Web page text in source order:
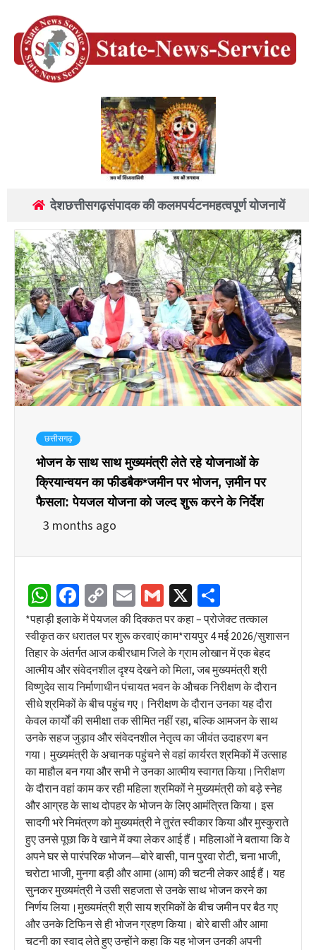
देशछत्तीसगढ़संपादक की कलमपर्यटनमहत्वपूर्ण योजनायें
छत्तीसगढ़
भोजन के साथ साथ मुख्यमंत्री लेते रहे योजनाओं के
क्रियान्वयन का फीडबैक*जमीन पर भोजन, ज़मीन पर
फैसला: पेयजल योजना को जल्द शुरू करने के निर्देश
3 months ago
WhatsApp
Facebook
Copy
Link
EmailGmail
X
*पहाड़ी इलाके में पेयजल की दिक्कत पर कहा – प्रोजेक्ट तत्काल
स्वीकृत कर धरातल पर शुरू करवाएं काम*रायपुर 4 मई 2026/सुशासन
तिहार के अंतर्गत आज कबीरधाम जिले के ग्राम लोखान में एक बेहद
आत्मीय और संवेदनशील दृश्य देखने को मिला, जब मुख्यमंत्री श्री
विष्णुदेव साय निर्माणाधीन पंचायत भवन के औचक निरीक्षण के दौरान
सीधे श्रमिकों के बीच पहुंच गए। निरीक्षण के दौरान उनका यह दौरा
केवल कार्यों की समीक्षा तक सीमित नहीं रहा, बल्कि आमजन के साथ
उनके सहज जुड़ाव और संवेदनशील नेतृत्व का जीवंत उदाहरण बन
गया। मुख्यमंत्री के अचानक पहुंचने से वहां कार्यरत श्रमिकों में उत्साह
का माहौल बन गया और सभी ने उनका आत्मीय स्वागत किया।निरीक्षण
के दौरान वहां काम कर रही महिला श्रमिकों ने मुख्यमंत्री को बड़े स्नेह
और आग्रह के साथ दोपहर के भोजन के लिए आमंत्रित किया। इस
सादगी भरे निमंत्रण को मुख्यमंत्री ने तुरंत स्वीकार किया और मुस्कुराते
हुए उनसे पूछा कि वे खाने में क्या लेकर आई हैं। महिलाओं ने बताया कि वे
अपने घर से पारंपरिक भोजन—बोरे बासी, पान पुरवा रोटी, चना भाजी,
चरोटा भाजी, मुनगा बड़ी और आमा (आम) की चटनी लेकर आई हैं। यह
सुनकर मुख्यमंत्री ने उसी सहजता से उनके साथ भोजन करने का
निर्णय लिया।मुख्यमंत्री श्री साय श्रमिकों के बीच जमीन पर बैठ गए
और उनके टिफिन से ही भोजन ग्रहण किया। बोरे बासी और आमा
चटनी का स्वाद लेते हुए उन्होंने कहा कि यह भोजन उनकी अपनी